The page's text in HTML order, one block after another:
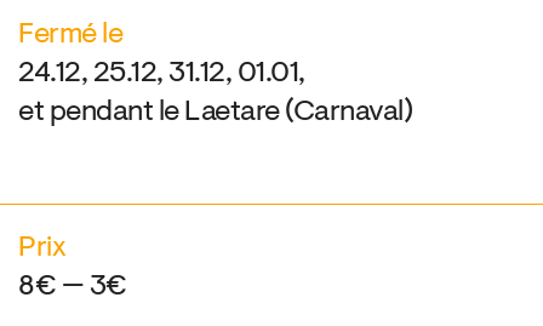
Fermé le
24.12, 25.12, 31.12, 01.01,
et pendant le Laetare (Carnaval)
Prix
8€ — 3€